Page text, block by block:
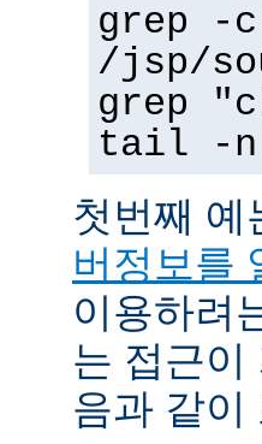
grep -
/jsp/
grep
tail -n
첫번째 예
버정보를
이용하려
는 접근이
음과 같이